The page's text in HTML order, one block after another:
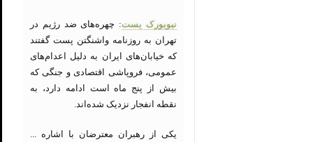
نیویورک پست: چهره‌های ضد رژیم در
تهران به روزنامه واشنگتن پست گفتند
که خیابان‌های ایران به دلیل اعدام‌های
عمومی، فروپاشی اقتصادی و جنگی که
بیش از پنج ماه است ادامه دارد، به
نقطه انفجار نزدیک شده‌اند.
یکی از رهبران معترضان با اشاره ...